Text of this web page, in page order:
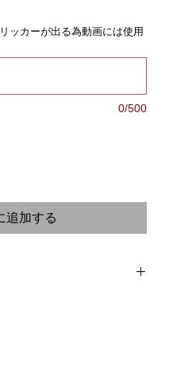
ッカーが出る為動画には使用
0/500
追加する